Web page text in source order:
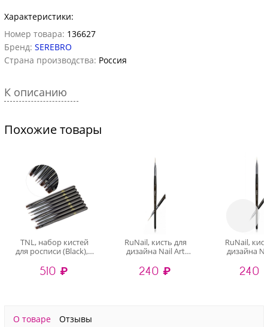
Характеристики:
Номер товара: 136627
Бренд: SEREBRO
Страна производства: Россия
К описанию
Похожие товары
TNL, набор кистей
для росписи (Black), 8
510 ₽
RuNail, кисть для
дизайна Nail Art
240 ₽
RuNail,
дизайна
240
О товаре Отзывы